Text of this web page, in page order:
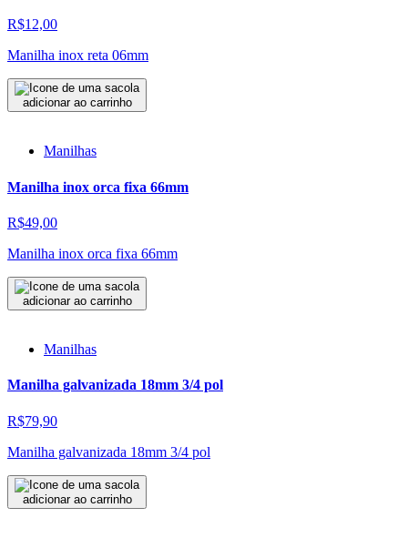
R$12,00
Manilha inox reta 06mm
adicionar ao carrinho
Manilhas
Manilha inox orca fixa 66mm
R$49,00
Manilha inox orca fixa 66mm
adicionar ao carrinho
Manilhas
Manilha galvanizada 18mm 3/4 pol
R$79,90
Manilha galvanizada 18mm 3/4 pol
adicionar ao carrinho